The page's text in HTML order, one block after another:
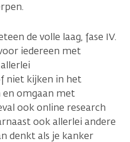
de volle laag, fase IV.
iedereen met
niet kijken in het
en omgaan met
ook online research
ook allerlei andere
denkt als je kanker